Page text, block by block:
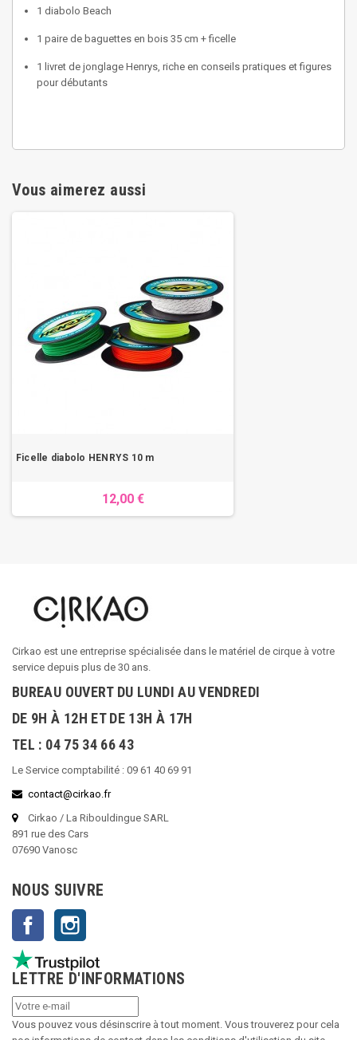
1 diabolo Beach
1 paire de baguettes en bois 35 cm + ficelle
1 livret de jonglage Henrys, riche en conseils pratiques et figures
pour débutants
Vous aimerez aussi
Ficelle diabolo HENRYS 10 m
12,00 €
Cirkao est une entreprise spécialisée dans le matériel de cirque à votre
service depuis plus de 30 ans.
BUREAU OUVERT DU LUNDI AU VENDREDI
DE 9H À 12H ET DE 13H À 17H
TEL : 04 75 34 66 43
Le Service comptabilité : 09 61 40 69 91
contact@cirkao.fr
Cirkao / La Ribouldingue SARL
891 rue des Cars
07690 Vanosc
NOUS SUIVRE
Facebook
LETTRE D'INFORMATIONS
Vous pouvez vous désinscrire à tout moment. Vous trouverez pour cela